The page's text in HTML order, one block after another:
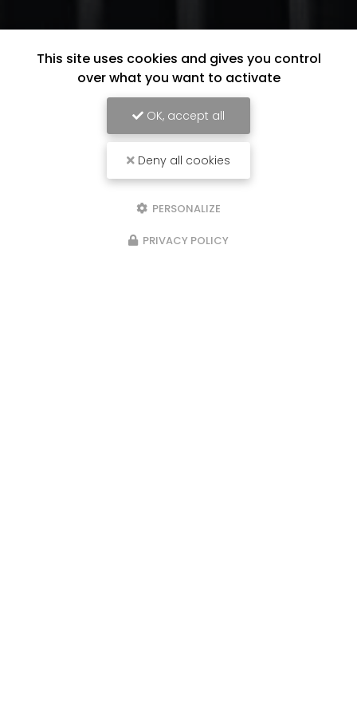
This site uses cookies and gives you control
over what you want to activate
OK, accept all
Deny all cookies
PERSONALIZE
PRIVACY POLICY